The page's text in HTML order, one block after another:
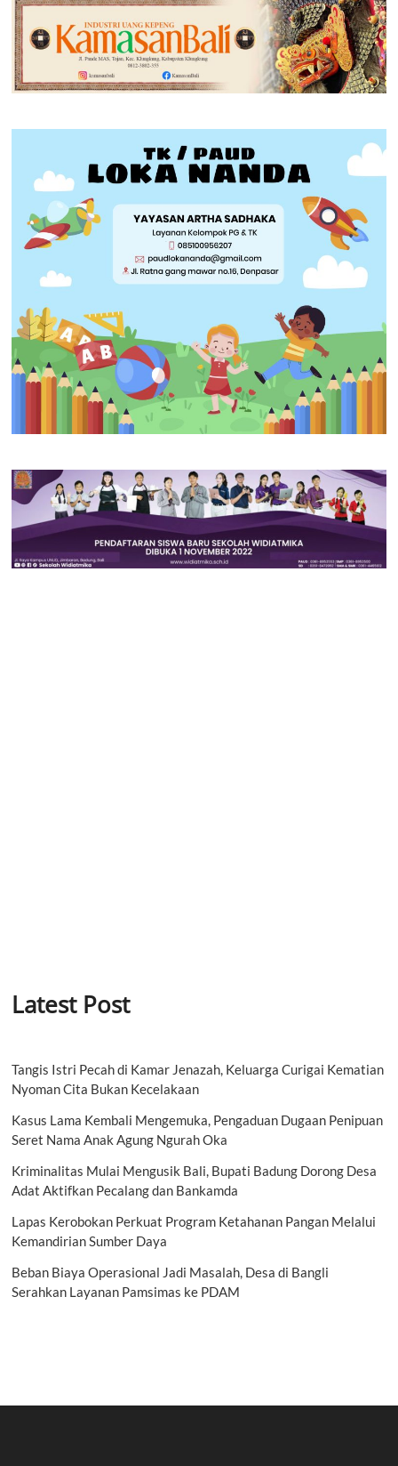
Latest Post
Tangis Istri Pecah di Kamar Jenazah, Keluarga Curigai Kematian
Nyoman Cita Bukan Kecelakaan
Kasus Lama Kembali Mengemuka, Pengaduan Dugaan Penipuan
Seret Nama Anak Agung Ngurah Oka
Kriminalitas Mulai Mengusik Bali, Bupati Badung Dorong Desa
Adat Aktifkan Pecalang dan Bankamda
Lapas Kerobokan Perkuat Program Ketahanan Pangan Melalui
Kemandirian Sumber Daya
Beban Biaya Operasional Jadi Masalah, Desa di Bangli
Serahkan Layanan Pamsimas ke PDAM